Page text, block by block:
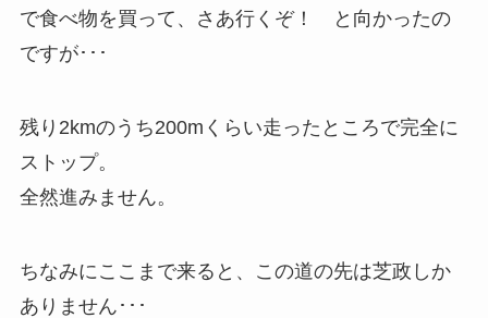
で食べ物を買って、さあ行くぞ！ と向かったの
ですが･･･
残り2kmのうち200mくらい走ったところで完全に
ストップ。
全然進みません。
ちなみにここまで来ると、この道の先は芝政しか
ありません･･･